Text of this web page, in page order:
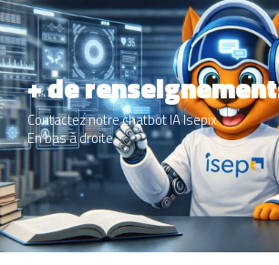
IA Isepix